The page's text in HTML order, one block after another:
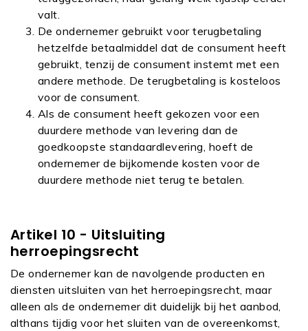
valt.
De ondernemer gebruikt voor terugbetaling
hetzelfde betaalmiddel dat de consument heeft
gebruikt, tenzij de consument instemt met een
andere methode. De terugbetaling is kosteloos
voor de consument.
Als de consument heeft gekozen voor een
duurdere methode van levering dan de
goedkoopste standaardlevering, hoeft de
ondernemer de bijkomende kosten voor de
duurdere methode niet terug te betalen.
Artikel 10 - Uitsluiting
herroepingsrecht
De ondernemer kan de navolgende producten en
diensten uitsluiten van het herroepingsrecht, maar
alleen als de ondernemer dit duidelijk bij het aanbod,
althans tijdig voor het sluiten van de overeenkomst,